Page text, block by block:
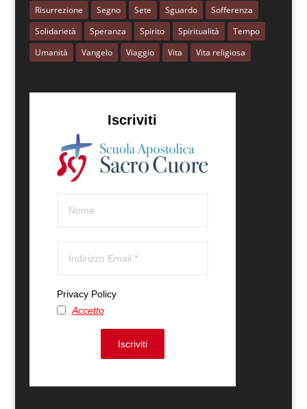
Risurrezione
Segno Sete Sguardo
Sofferenza
Solidarietà
Speranza Spirito Spiritualità
Tempo
Umanità
Vangelo Viaggio Vita Vita religiosa
Iscriviti
Privacy Policy
Accetto
Iscriviti